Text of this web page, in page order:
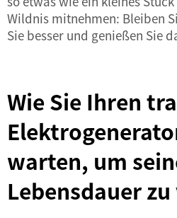
Wildnis mitnehmen: Bleiben
Sie besser und genießen Sie
Wie Sie Ihren
warten, um
Lebensdauer